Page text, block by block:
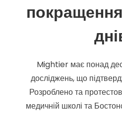
Mightier має понад
досліджень, що
Розроблено та
медичній школі та